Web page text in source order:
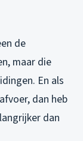
de
maar die
En als
dan heb
dan